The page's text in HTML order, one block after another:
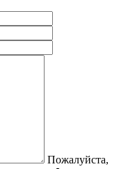
Пожалуйста,